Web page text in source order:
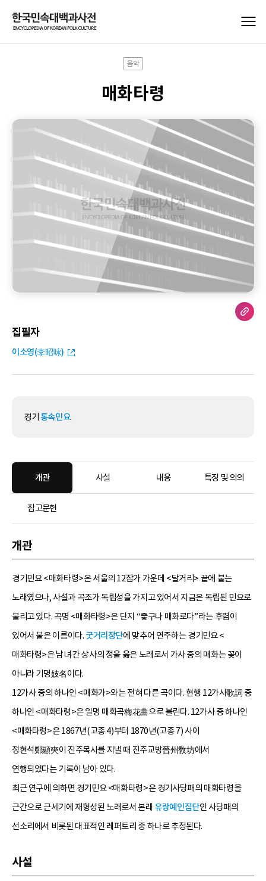
음악
매화타령
집필자
이소영(李昭咏)
경기 통속민요.
개관 사설 내용 특징 및 의의
참고문헌
개관
경기민요 <매화타령>은 서울의 12잡가 가운데 <달거리> 끝에 붙는
노래였으나, 사설과 곡조가 독립성을 가지고 있어서 지금은 독립된 민요로
불리고 있다. 곡명 <매화타령>은 단지 “좋구나 매화로다”라는 후렴이
있어서 붙은 이름이다. 굿거리장단에 맞추어 연주하는 경기민요 <
매화타령>은 남녀 간 상사의 정을 읊은 노래로서 가사 중의 매화는 꽃이
아니라 기명妓名이다.
12가사 중의 하나인 <매화가>와는 전혀 다른 곡이다. 현행 12가사歌詞 중
하나인 <매화타령>은 일명 매화곡梅花曲으로 불린다. 12가사 중 하나인
<매화타령>은 1867년(고종 4)부터 1870년(고종 7) 사이
정현석鄭顯奭이 진주목사를 지낼 때 진주교방晉州敎坊에서
연행되었다는 기록이 남아 있다.
최근 연구에 의하면 경기민요 <매화타령>은 경기사당패의 매화타령을
근간으로 근세기에 재형성된 노래로서 본래 유랑예인집단인 사당패의
선소리에서 비롯된 대표적인 레퍼토리 중 하나로 추정된다.
사설